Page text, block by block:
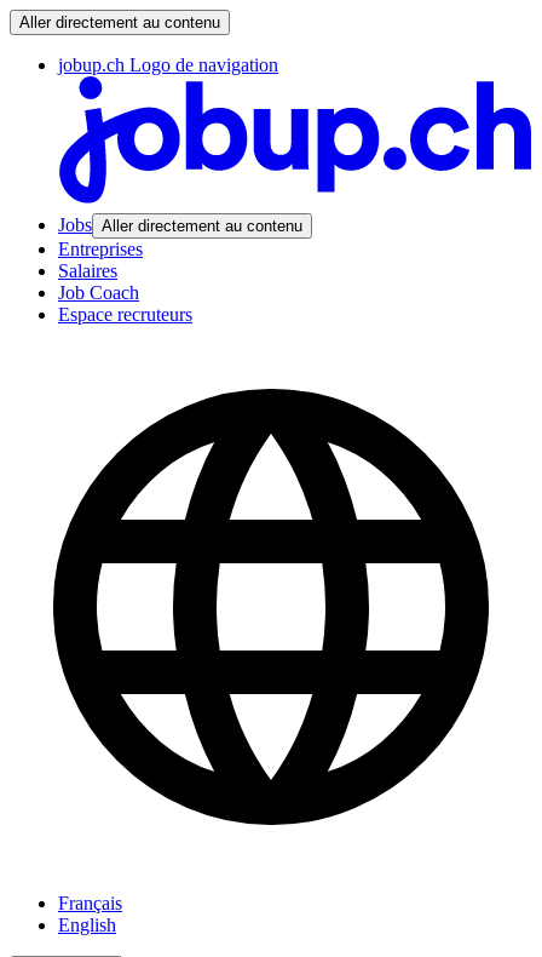
Aller directement au contenu
jobup.ch Logo de navigation
Jobs Aller directement au contenu
Entreprises
Salaires
Job Coach
Espace recruteurs
Français
English